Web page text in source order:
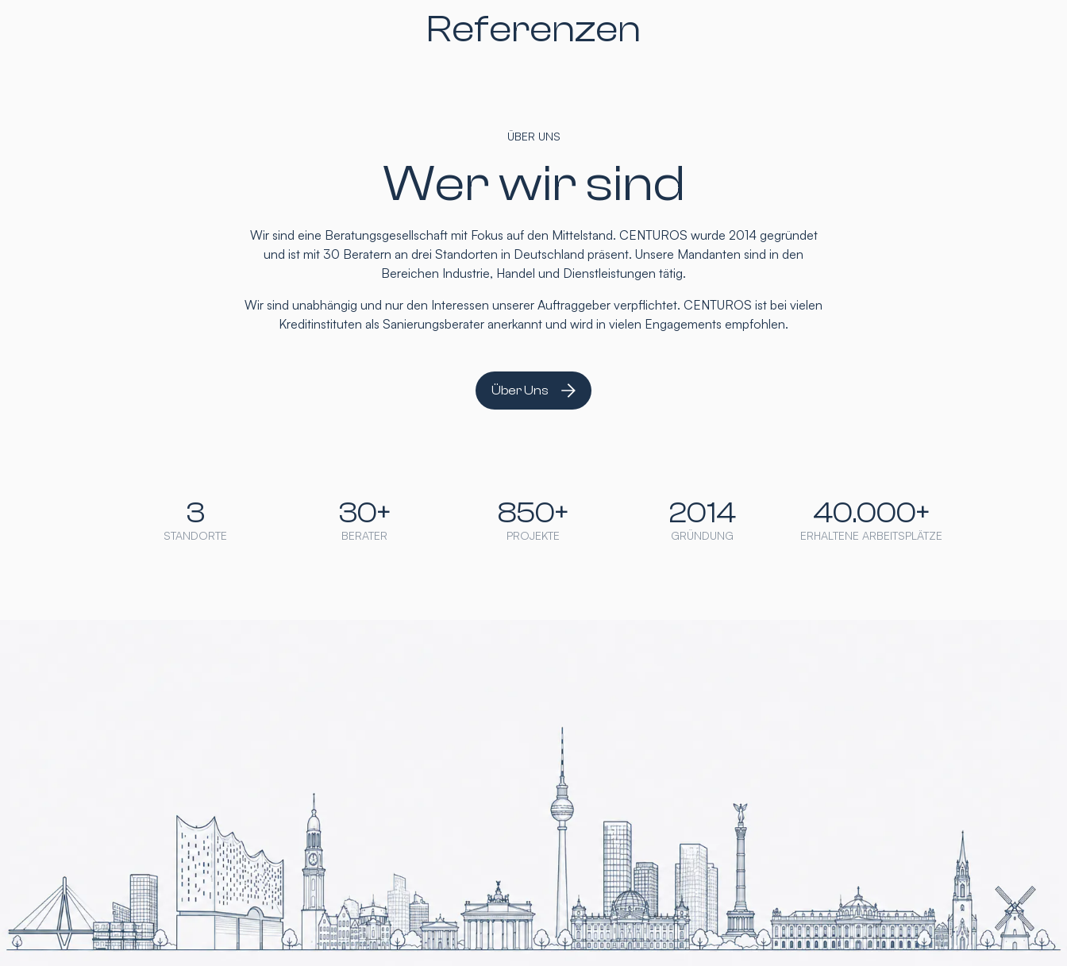
Referenzen
ÜBER UNS
Wer wir sind
Wir sind eine Beratungsgesellschaft mit Fokus auf den Mittelstand. CENTUROS wurde 2014 gegründet
und ist mit 30 Beratern an drei Standorten in Deutschland präsent. Unsere Mandanten sind in den
Bereichen Industrie, Handel und Dienstleistungen tätig.
Wir sind unabhängig und nur den Interessen unserer Auftraggeber verpflichtet. CENTUROS ist bei vielen
Kreditinstituten als Sanierungsberater anerkannt und wird in vielen Engagements empfohlen.
Über Uns
STANDORTE
3
BERATER
30+
PROJEKTE
850+
GRÜNDUNG
2014
ERHALTENE ARBEITSPLÄTZE
40.000+